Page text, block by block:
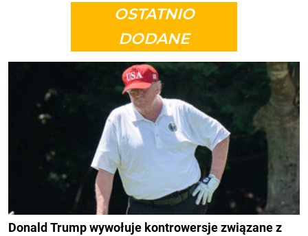
OSTATNIO
DODANE
Donald Trump wywołuje kontrowersje związane z